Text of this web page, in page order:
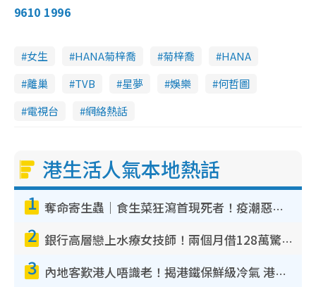
9610 1996
女生 HANA菊梓喬 菊梓喬
HANA
離巢
TVB 星夢 娛樂
何哲圖
電視台
網絡熱話
港生活人氣本地熱話
1 奪命寄生蟲｜食生菜狂瀉首現死者！疫潮惡化錄1.8萬宗病例 揭洗菜3大謬誤
2 銀行高層戀上水療女技師！兩個月借128萬驚覺「沉船」沉落火海 揭背後疑似邪教操控賣淫
3 內地客歎港人唔識老！揭港鐵保鮮級冷氣 港人求放過：咪投訴